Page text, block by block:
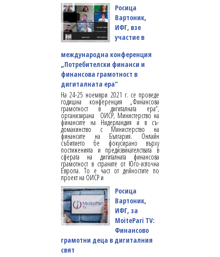
Росица
Вартоник,
ИФГ, взе
участие в
международна конференция
„Потребителски финанси и
финансова грамотност в
дигиталната ера“
На 24-25 ноември 2021 г. се проведе
годишна конференция „Финансова
грамотност в дигиталната ера“,
организирана ОИСР, Министерство на
финансите на Нидерландия и в съ-
домакинство с Министерство на
финансите на България. Онлайн
събитието бе фокусирано върху
постиженията и предизвикателствата в
сферата на дигиталната финансова
грамотност в страните от Юго-източна
Европа. То е част от дейностите по
проект на ОИСР и
Росица
Вартоник,
ИФГ, за
MoitePari TV:
Финансово
грамотни деца в дигиталния
свят